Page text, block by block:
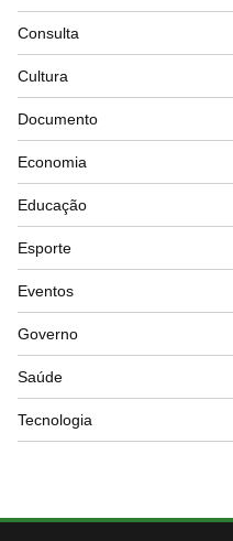
Consulta
Cultura
Documento
Economia
Educação
Esporte
Eventos
Governo
Saúde
Tecnologia